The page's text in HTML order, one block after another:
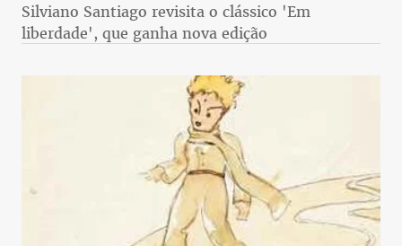
Silviano Santiago revisita o clássico 'Em
liberdade', que ganha nova edição